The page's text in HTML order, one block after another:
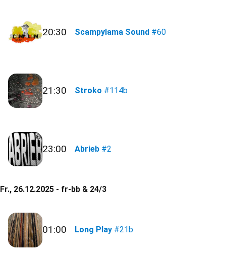
20:30 Scampylama Sound #60
21:30 Stroko #114b
23:00 Abrieb #2
Fr., 26.12.2025 - fr-bb & 24/3
01:00 Long Play #21b